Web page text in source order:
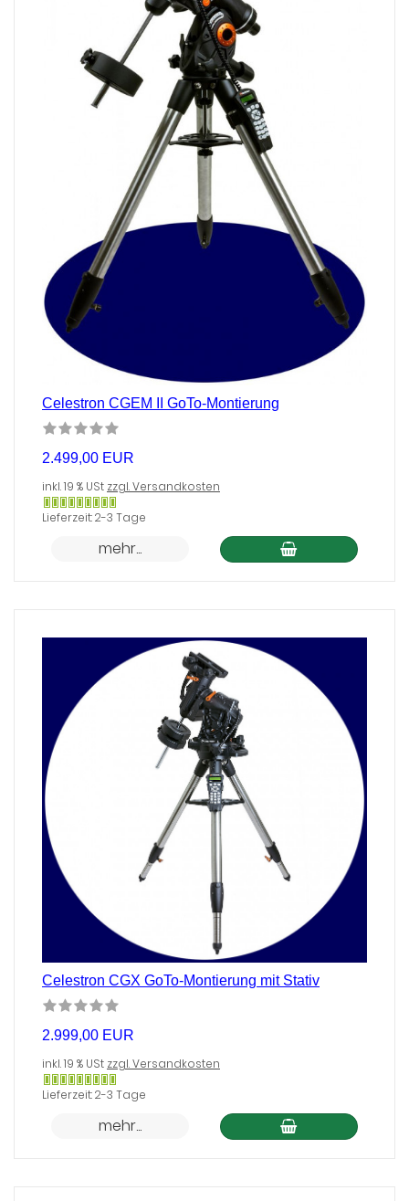
Celestron CGEM II GoTo-Montierung
2.499,00 EUR
inkl. 19 % USt zzgl. Versandkosten
Gewöhnlich
versandfertig
Lieferzeit: 2-3 Tage
mehr...
Celestron CGX GoTo-Montierung mit Stativ
2.999,00 EUR
inkl. 19 % USt zzgl. Versandkosten
Gewöhnlich
versandfertig
Lieferzeit: 2-3 Tage
mehr...